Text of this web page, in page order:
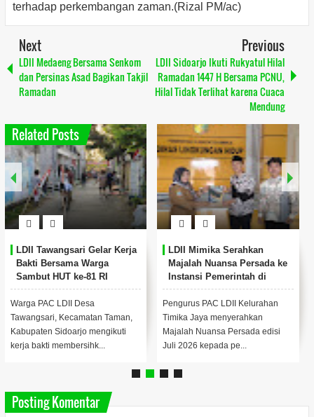
terhadap perkembangan zaman.(Rizal PM/ac)
Next
LDII Medaeng Bersama Senkom
dan Persinas Asad Bagikan Takjil
Ramadan
Previous
LDII Sidoarjo Ikuti Rukyatul Hilal
Ramadan 1447 H Bersama PCNU,
Hilal Tidak Terlihat karena Cuaca
Mendung
Related Posts
LDII Tawangsari Gelar Kerja
Bakti Bersama Warga
Sambut HUT ke-81 RI
Warga PAC LDII Desa
Tawangsari, Kecamatan Taman,
Kabupaten Sidoarjo mengikuti
kerja bakti membersihk...
LDII Mimika Serahkan
Majalah Nuansa Persada ke
Instansi Pemerintah di
Timika
Pengurus PAC LDII Kelurahan
Timika Jaya menyerahkan
Majalah Nuansa Persada edisi
Juli 2026 kepada pe...
Posting Komentar